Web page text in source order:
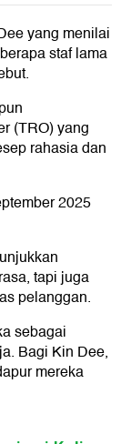
yang menilai
staf lama
(TRO) yang
rahasia dan
2025
tapi juga
pelanggan.
sebagai
Bagi Kin Dee,
mereka